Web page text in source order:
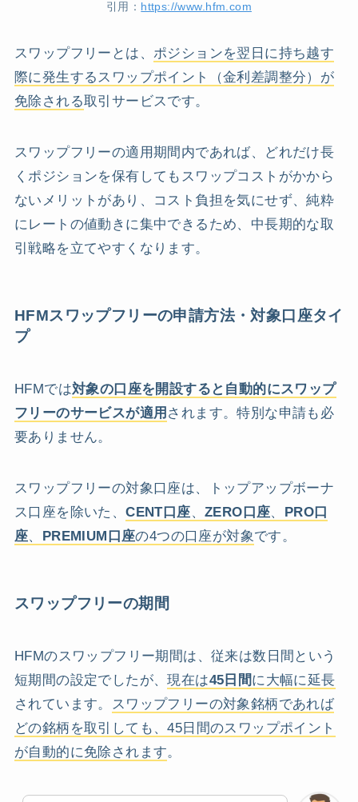
引用： https://www.hfm.com
スワップフリーとは、 ポジションを翌日に持ち越す
際に発生するスワップポイント（金利差調整分）が
免除される取引サービスです。
スワップフリーの適用期間内であれば、どれだけ長
くポジションを保有してもスワップコストがかから
ないメリットがあり、コスト負担を気にせず、純粋
にレートの値動きに集中できるため、中長期的な取
引戦略を立てやすくなります。
HFMスワップフリーの申請方法・対象口座タイ
プ
HFMでは対象の口座を開設すると自動的にスワップ
フリーのサービスが適用 されます。特別な申請も必
要ありません。
スワップフリーの対象口座は、トップアップボーナ
ス口座を除いた、CENT口座、 ZERO口座、 PRO口
座、 PREMIUM口座の4つの口座が対象です。
スワップフリーの期間
HFMのスワップフリー期間は、従来は数日間という
短期間の設定でしたが、現在は45日間に大幅に延長
されています。
スワップフリーの対象銘柄であれば
どの銘柄を取引しても、45日間のスワップポイント
が自動的に免除されます。